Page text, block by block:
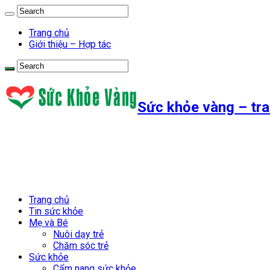
Trang chủ
Giới thiệu – Hợp tác
Sức khỏe vàng –
Trang chủ
Tin sức khỏe
Mẹ và Bé
Nuôi dạy trẻ
Chăm sóc trẻ
Sức khỏe